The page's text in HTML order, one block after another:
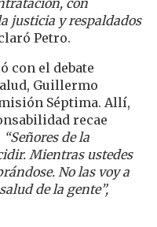
justicia y respaldados
Petro.
con el debate
Guillermo
Séptima. Allí,
recae
“Señores de la
Mientras ustedes
No las voy a
de la gente”,